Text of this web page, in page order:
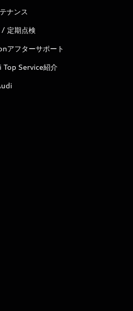
ナンス
/ 定期点検
アフターサポート
Top Service紹介